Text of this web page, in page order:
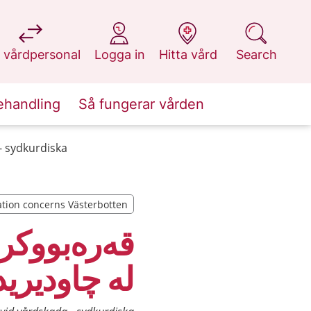
vårdpersonal
at 1177.se
Logga in
at 1177.se
Hitta vård
at 1177.se
Search
at 1177.se
Så fungerar vården
sydkurdiska
لە
concerns Västerbotten
concerns Västerbotten